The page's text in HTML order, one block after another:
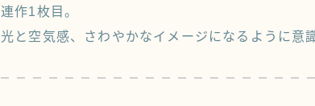
連作1枚目。
光と空気感、さわやかなイメージになるように意